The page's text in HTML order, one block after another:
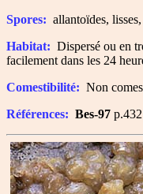
Spores: allantoïdes,
Habitat: Dispersé ou en
facilement dans les 24
Comestibilité: Non
Références: Bes-97